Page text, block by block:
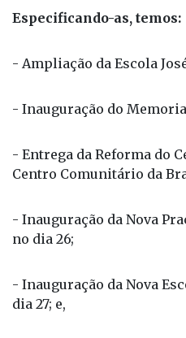
Especificando-as, temos:
- Ampliação da Escola
- Inauguração do
- Entrega da Reforma do
Centro Comunitário da
- Inauguração da Nova
no dia 26;
- Inauguração da Nova
dia 27; e,